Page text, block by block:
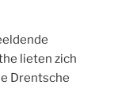
lieten zich
Drentsche